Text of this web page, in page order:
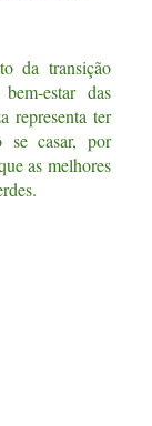
da transição
estar das
representa ter
se casar, por
as melhores